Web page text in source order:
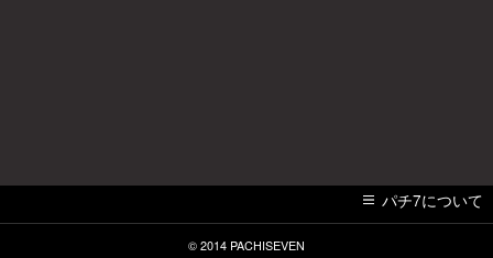
パチ7について
© 2014 PACHISEVEN